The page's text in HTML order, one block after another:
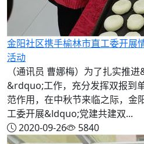
金阳社区携手榆林市直工委开展
活动
（通讯员 曹娜梅）为了扎实推
&rdquo;工作，充分发挥双报到
范作用，在中秋节来临之际，金
工委开展&ldquo;党建共建双...
2020-09-26
5840